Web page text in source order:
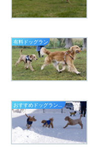
有料ドッグラン